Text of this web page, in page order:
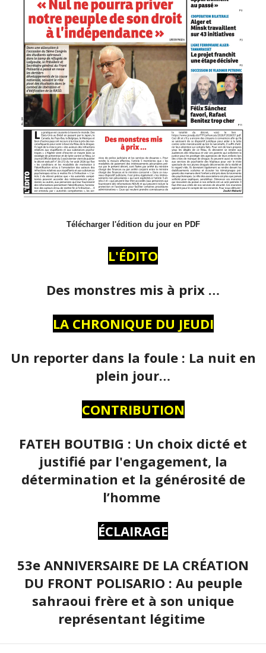
Télécharger l'édition du jour en PDF
L'ÉDITO
Des monstres mis à prix …
LA CHRONIQUE DU JEUDI
Un reporter dans la foule : La nuit en
plein jour…
CONTRIBUTION
FATEH BOUTBIG : Un choix dicté et
justifié par l'engagement, la
détermination et la générosité de
l’homme
ÉCLAIRAGE
53e ANNIVERSAIRE DE LA CRÉATION
DU FRONT POLISARIO : Au peuple
sahraoui frère et à son unique
représentant légitime